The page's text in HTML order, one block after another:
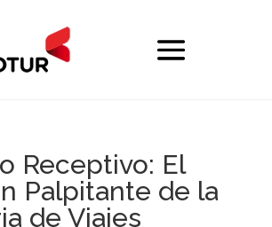
Receptivo: El
Palpitante de la
de Viajes